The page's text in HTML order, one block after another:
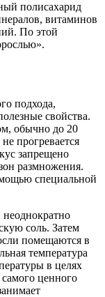
полисахарид
витаминов
По этой
подхода,
свойства.
обычно до 20
прогревается
запрещено
размножения.
специальной
соль. Затем
помещаются в
температура
в целях
ценного